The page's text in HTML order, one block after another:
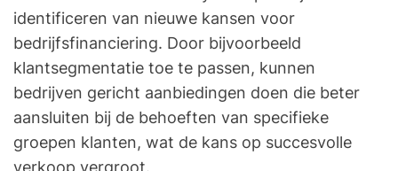
identificeren van nieuwe kansen voor
bedrijfsfinanciering. Door bijvoorbeeld
klantsegmentatie toe te passen, kunnen
bedrijven gericht aanbiedingen doen die beter
aansluiten bij de behoeften van specifieke
groepen klanten, wat de kans op succesvolle
verkoop vergroot.